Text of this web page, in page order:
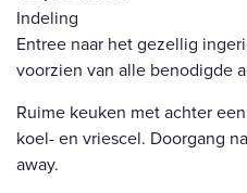
Indeling
Entree naar het gezellig
voorzien van alle benodigde
Ruime keuken met achter
koel- en vriescel. Doorgang
away.